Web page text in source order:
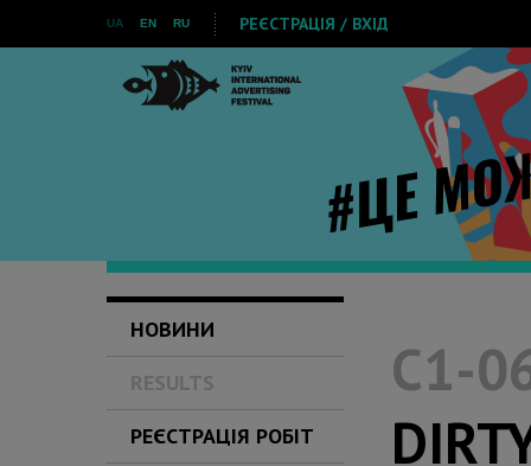
UA EN RU РЕЄСТРАЦІЯ / ВХІД
НОВИНИ
RESULTS
РЕЄСТРАЦІЯ РОБІТ
C1-